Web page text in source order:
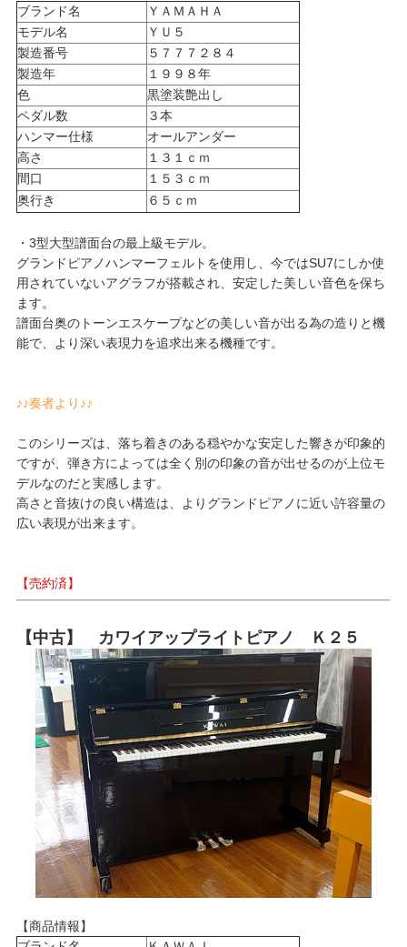
ブランド名
ＹＡＭＡＨＡ
モデル名
ＹＵ５
製造番号
５７７７２８４
製造年
１９９８年
色
黒塗装艶出し
ペダル数
３本
ハンマー仕様
オールアンダー
高さ
１３１ｃｍ
間口
１５３ｃｍ
奥行き
６５ｃｍ
・3型大型譜面台の最上級モデル。
グランドピアノハンマーフェルトを使用し、今ではSU7にしか使
用されていないアグラフが搭載され、安定した美しい音色を保ち
ます。
譜面台奥のトーンエスケープなどの美しい音が出る為の造りと機
能で、より深い表現力を追求出来る機種です。
♪♪奏者より♪♪
このシリーズは、落ち着きのある穏やかな安定した響きが印象的
ですが、弾き方によっては全く別の印象の音が出せるのが上位モ
デルなのだと実感します。
高さと音抜けの良い構造は、よりグランドピアノに近い許容量の
広い表現が出来ます。
【売約済】
【中古】 カワイアップライトピアノ Ｋ２５
【商品情報】